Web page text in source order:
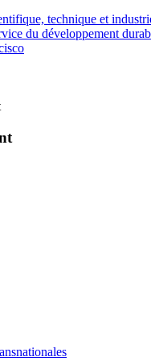
technique et
du développement